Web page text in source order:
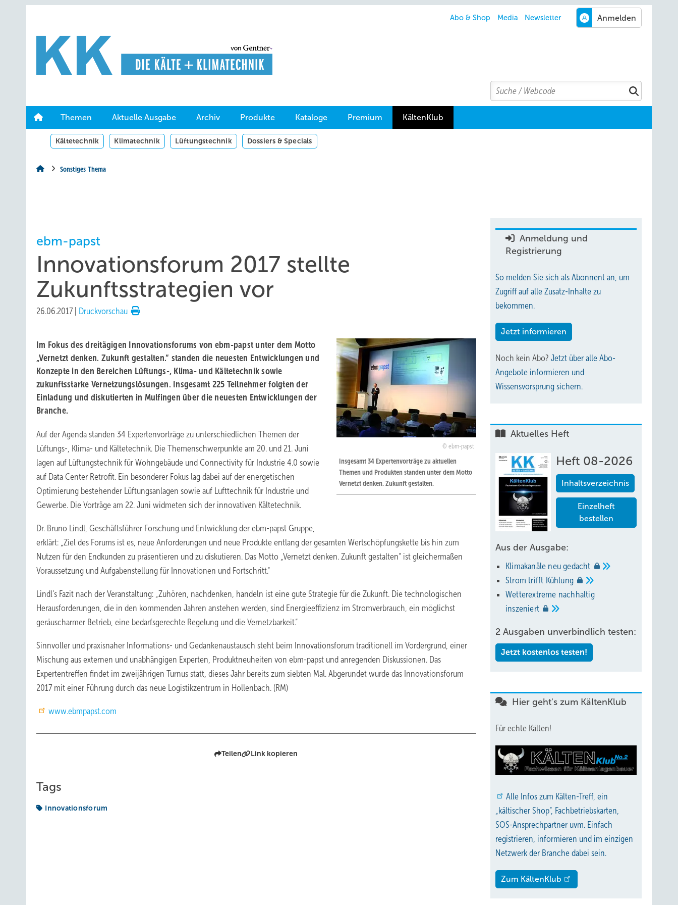
Hauptinhalt
Hauptmenü
Abo & Shop Media Newsletter
Search
Suchen
Themen Aktuelle Ausgabe Archiv Produkte Kataloge Premium KältenKlub
Kältetechnik Klimatechnik Lüftungstechnik Dossiers & Specials
Sonstiges Thema
ebm-papst
Innovationsforum 2017 stellte
Zukunftsstrategien vor
26.06.2017 Druckvorschau
ebm-papst
Insgesamt 34 Expertenvorträge zu aktuellen
Themen und Produkten standen unter dem Motto
Vernetzt denken. Zukunft gestalten.
Im Fokus des dreitägigen Innovationsforums von ebm-papst unter dem Motto
„Vernetzt denken. Zukunft gestalten.“ standen die neuesten Entwicklungen und
Konzepte in den Bereichen Lüftungs-, Klima- und Kältetechnik sowie
zukunftsstarke Vernetzungslösungen. Insgesamt 225 Teilnehmer folgten der
Einladung und diskutierten in Mulfingen über die neuesten Entwicklungen der
Branche.
Auf der Agenda standen 34 Expertenvorträge zu unterschiedlichen Themen der
Lüftungs-, Klima- und Kältetechnik. Die Themenschwerpunkte am 20. und 21. Juni
lagen auf Lüftungstechnik für Wohngebäude und Connectivity für Industrie 4.0 sowie
auf Data Center Retrofit. Ein besonderer Fokus lag dabei auf der energetischen
Optimierung bestehender Lüftungsanlagen sowie auf Lufttechnik für Industrie und
Gewerbe. Die Vorträge am 22. Juni widmeten sich der innovativen Kältetechnik.
Dr. Bruno Lindl, Geschäftsführer Forschung und Entwicklung der ebm-papst Gruppe,
erklärt: „Ziel des Forums ist es, neue Anforderungen und neue Produkte entlang der gesamten Wertschöpfungskette bis hin zum
Nutzen für den Endkunden zu präsentieren und zu diskutieren. Das Motto „Vernetzt denken. Zukunft gestalten“ ist gleichermaßen
Voraussetzung und Aufgabenstellung für Innovationen und Fortschritt.“
Lindl’s Fazit nach der Veranstaltung: „Zuhören, nachdenken, handeln ist eine gute Strategie für die Zukunft. Die technologischen
Herausforderungen, die in den kommenden Jahren anstehen werden, sind Energieeffizienz im Stromverbrauch, ein möglichst
geräuscharmer Betrieb, eine bedarfsgerechte Regelung und die Vernetzbarkeit.“
Sinnvoller und praxisnaher Informations- und Gedankenaustausch steht beim Innovationsforum traditionell im Vordergrund, einer
Mischung aus externen und unabhängigen Experten, Produktneuheiten von ebm-papst und anregenden Diskussionen. Das
Expertentreffen findet im zweijährigen Turnus statt, dieses Jahr bereits zum siebten Mal. Abgerundet wurde das Innovationsforum
2017 mit einer Führung durch das neue Logistikzentrum in Hollenbach. (RM)
www.ebmpapst.com
Teilen Link kopieren
Tags
Innovationsforum
Anmeldung und
Registrierung
So melden Sie sich als Abonnent an, um
Zugriff auf alle Zusatz-Inhalte zu
bekommen.
Jetzt informieren
Noch kein Abo? Jetzt über alle Abo-
Angebote informieren und
Wissensvorsprung sichern.
Aktuelles Heft
Heft 08-2026
Inhaltsverzeichnis
Einzelheft
bestellen
Aus der Ausgabe:
Klimakanäle neugedacht
Strom trifft Kühlung
Wetterextreme nachhaltig
inszeniert
2 Ausgaben unverbindlich testen:
Jetzt kostenlos testen!
Hier geht's zum KältenKlub
Für echte Kälten!
Alle Infos zum Kälten-Treff, ein
„kältischer Shop“, Fachbetriebskarten,
SOS-Ansprechpartner uvm. Einfach
registrieren, informieren und im einzigen
Netzwerk der Branche dabei sein.
Zum KältenKlub